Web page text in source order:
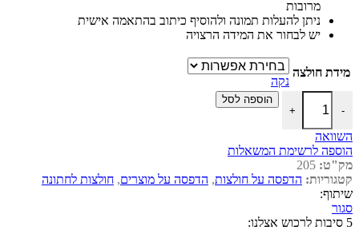
מרובות
ניתן להעלות תמונה ולהוסיף כיתוב בהתאמה אישית
יש לבחור את המידה הרצויה
מידת חולצה
נקה
-
כמות של חולצה לחתונה דגם "אחלה חתן קיבלתם הזמנה? אני הבא בתור"
+
הוספה לסל
השוואה
הוספה לרשימת המשאלות
מק"ט: 205
קטגוריות: הדפסה על חולצות, הדפסה על מוצרים, חולצות לחתונה
שיתוף:
סגור
5 סיבות לרכוש אצלנו: